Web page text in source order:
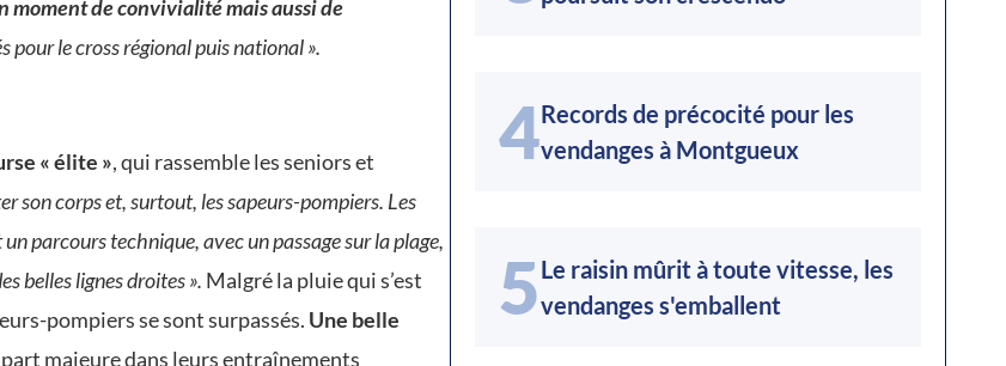
moment de convivialité mais aussi de
pour le cross régional puis national ».
« élite », qui rassemble les seniors et
son corps et, surtout, les sapeurs-pompiers. Les
un parcours technique, avec un passage sur la plage,
belles lignes droites ». Malgré la pluie qui s’est
pompiers se sont surpassés. Une belle
majeure dans leurs entraînements
4Records de précocité pour les
vendanges à Montgueux
5Le raisin mûrit à toute vitesse, les
vendanges s'emballent